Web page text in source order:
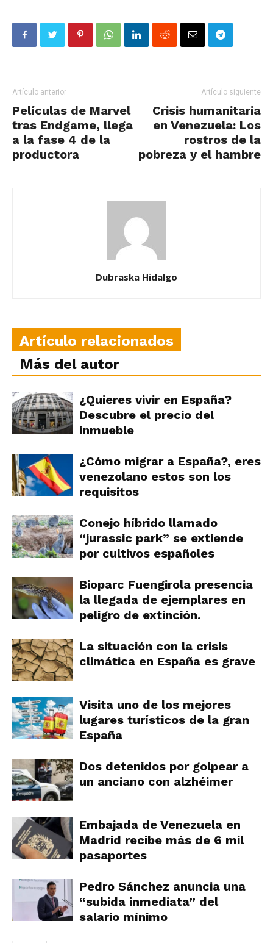
Artículo anterior
Películas de Marvel
tras Endgame, llega
a la fase 4 de la
productora
Artículo siguiente
Crisis humanitaria
en Venezuela: Los
rostros de la
pobreza y el hambre
Dubraska Hidalgo
Artículo relacionados
Más del autor
¿Quieres vivir en España?
Descubre el precio del
inmueble
¿Cómo migrar a España?, eres
venezolano estos son los
requisitos
Conejo híbrido llamado
“jurassic park” se extiende
por cultivos españoles
Bioparc Fuengirola presencia
la llegada de ejemplares en
peligro de extinción.
La situación con la crisis
climática en España es grave
Visita uno de los mejores
lugares turísticos de la gran
España
Dos detenidos por golpear a
un anciano con alzhéimer
Embajada de Venezuela en
Madrid recibe más de 6 mil
pasaportes
Pedro Sánchez anuncia una
“subida inmediata” del
salario mínimo